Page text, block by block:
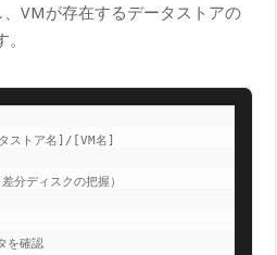
、VMが存在するデータストアの
トア名]/[VM名]
分ディスクの把握）
を確認